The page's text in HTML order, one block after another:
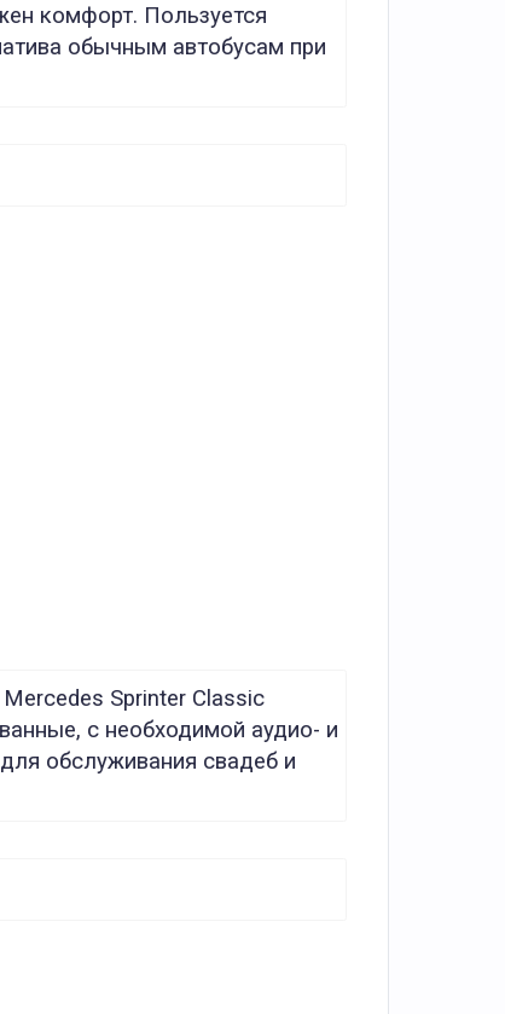
комфорт. Пользуется
обычным автобусам при
Sprinter Classic
с необходимой аудио- и
обслуживания свадеб и